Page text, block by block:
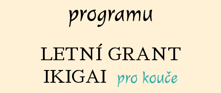
programu
LETNÍ GRANT
IKIGAI
pro kouče